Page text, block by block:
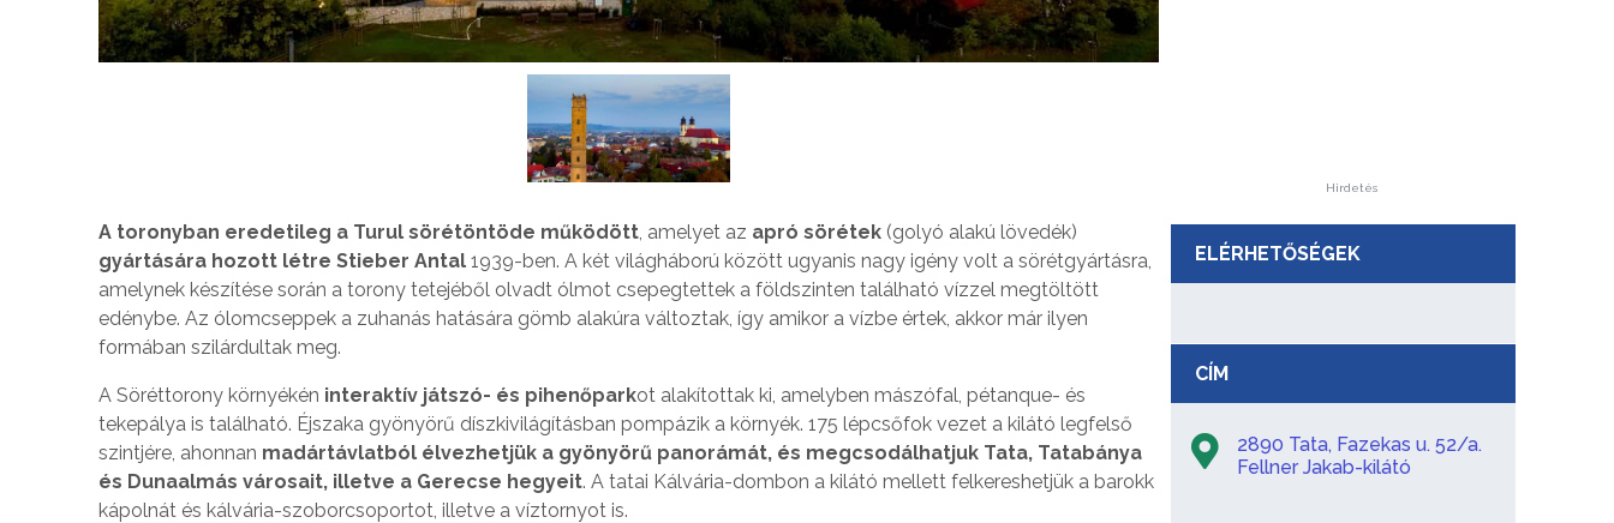
A toronyban eredetileg a Turul sörétöntöde működött, amelyet az apró sörétek (golyó alakú lövedék)
gyártására hozott létre Stieber Antal 1939-ben. A két világháború között ugyanis nagy igény volt a sörétgyártásra,
amelynek készítése során a torony tetejéből olvadt ólmot csepegtettek a földszinten található vízzel megtöltött
edénybe. Az ólomcseppek a zuhanás hatására gömb alakúra változtak, így amikor a vízbe értek, akkor már ilyen
formában szilárdultak meg.
A Söréttorony környékén interaktív játszó- és pihenőparkot alakítottak ki, amelyben mászófal, pétanque- és
tekepálya is található. Éjszaka gyönyörű díszkivilágításban pompázik a környék. 175 lépcsőfok vezet a kilátó legfelső
szintjére, ahonnan madártávlatból élvezhetjük a gyönyörű panorámát, és megcsodálhatjuk Tata, Tatabánya
és Dunaalmás városait, illetve a Gerecse hegyeit. A tatai Kálvária-dombon a kilátó mellett felkereshetjük a barokk
kápolnát és kálvária-szoborcsoportot, illetve a víztornyot is.
Hirdetés
ELÉRHETŐSÉGEK
CÍM
2890 Tata, Fazekas u. 52/a.
Fellner Jakab-kilátó